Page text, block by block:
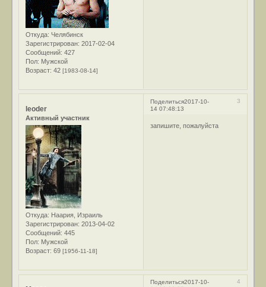
Откуда: Челябинск
Зарегистрирован: 2017-02-04
Сообщений: 427
Пол: Мужской
Возраст: 42[1983-08-14]
Поделиться 3
2017-10-
14 07:48:13
leoder
Активный участник
Откуда: Наария, Израиль
Зарегистрирован: 2013-04-02
Сообщений: 445
Пол: Мужской
Возраст: 69[1956-11-18]
запишите, пожалуйста
Поделиться 4
2017-10-